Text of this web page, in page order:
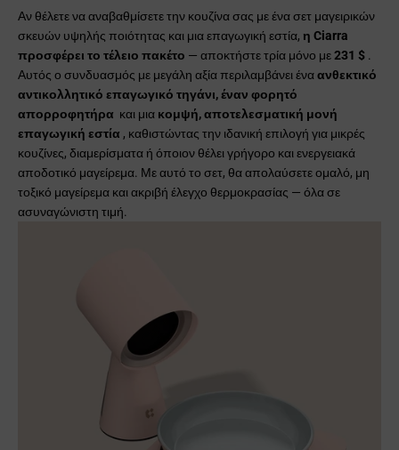
Αν θέλετε να αναβαθμίσετε την κουζίνα σας με ένα σετ μαγειρικών
σκευών υψηλής ποιότητας και μια επαγωγική εστία, η Ciarra
προσφέρει το τέλειο πακέτο — αποκτήστε τρία μόνο με231 $ .
Αυτός ο συνδυασμός με μεγάλη αξία περιλαμβάνει έναανθεκτικό
αντικολλητικό επαγωγικό τηγάνι, έναν φορητό
απορροφητήρα και μια κομψή, αποτελεσματική μονή
επαγωγική εστία , καθιστώντας την ιδανική επιλογή για μικρές
κουζίνες, διαμερίσματα ή όποιον θέλει γρήγορο και ενεργειακά
αποδοτικό μαγείρεμα. Με αυτό το σετ, θα απολαύσετε ομαλό, μη
τοξικό μαγείρεμα και ακριβή έλεγχο θερμοκρασίας — όλα σε
ασυναγώνιστη τιμή.